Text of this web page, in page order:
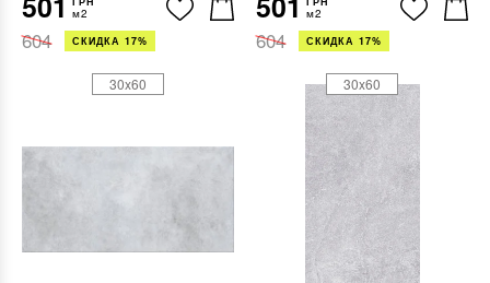
м2
604 СКИДКА 17%
м2
604 СКИДКА 17%
30x60 30x60